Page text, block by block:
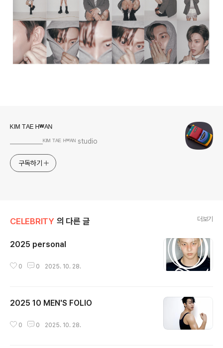
ᴷᴵᴹ ᵀᴬᴱ ᴴʷᴬᴺ
___________ᴷᴵᴹ ᵀᴬᴱ ᴴʷᴬᴺ studio
구독하기
CELEBRITY 의 다른 글 더보기
2025 personal
0 0 2025. 10. 28.
2025 10 MEN'S FOLIO
0 0 2025. 10. 28.